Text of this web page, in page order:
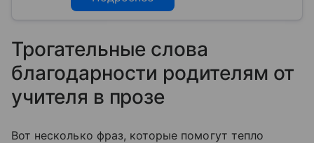
Трогательные слова
благодарности родителям от
учителя в прозе
Вот несколько фраз, которые помогут тепло